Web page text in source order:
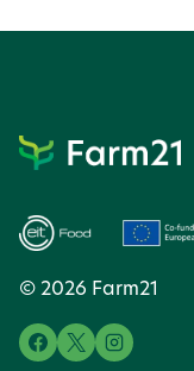
i
a
ç
ã
o
d
r
i
r
© 2026 Farm21